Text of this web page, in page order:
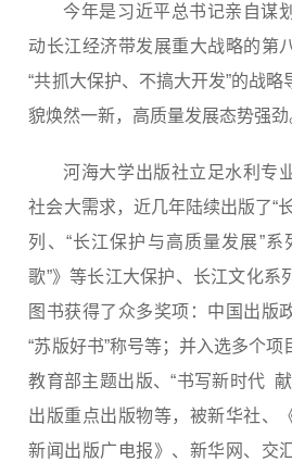
今年是习近平总书记亲自谋
动长江经济带发展重大战略的第
“共抓大保护、不搞大开发”的战
貌焕然一新，高质量发展态势强劲
河海大学出版社立足水利专
社会大需求，近几年陆续出版了“
列、“长江保护与高质量发展”系
歌”》等长江大保护、长江文化系
图书获得了众多奖项：中国出版
“苏版好书”称号等；并入选多个项
教育部主题出版、“书写新时代
出版重点出版物等，被新华社、
新闻出版广电报》、新华网、交